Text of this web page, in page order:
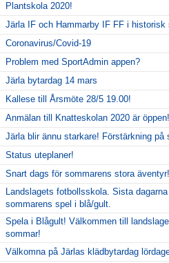
Plantskola 2020!
Järla IF och Hammarby IF FF i historisk
Coronavirus/Covid-19
Problem med SportAdmin appen?
Järla bytardag 14 mars
Kallese till Årsmöte 28/5 19.00!
Anmälan till Knatteskolan 2020 är öppen!
Järla blir ännu starkare! Förstärkning på
Status uteplaner!
Snart dags för sommarens stora äventyr!
Landslagets fotbollsskola. Sista
sommarens spel i blå/gult.
Spela i Blågult! Välkommen till
sommar!
Välkomna på Järlas klädbytardag